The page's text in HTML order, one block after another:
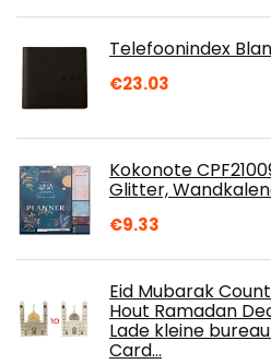
Telefoonindex
€23.03
Kokonote
Glitter,
€9.33
Eid Mubarak
Hout Ramadan
Lade kleine
Card…